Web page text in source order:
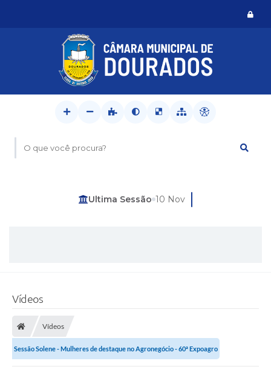
O que você procura?
Última Sessão 10 Nov
Vídeos
Vídeos
Sessão Solene - Mulheres de destaque no Agronegócio - 60ª Expoagro